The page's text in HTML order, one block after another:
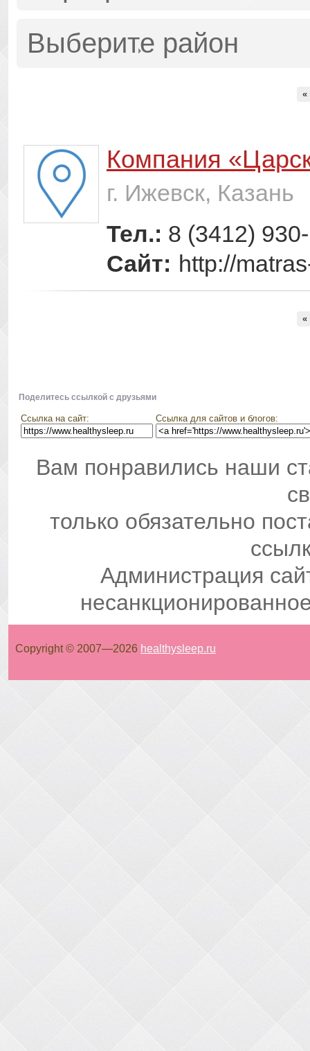
Выберите район
«
Компания
г. Ижевск, Казань
Тел.: 8 (3412)
Сайт: http://
«
Поделитесь ссылкой с друзьями
Ссылка на сайт: Ссылка для сайтов и блогов:
Вам понравились наши
только обязательно
Администрация
Copyright © 2007—2026 healthysleep.ru